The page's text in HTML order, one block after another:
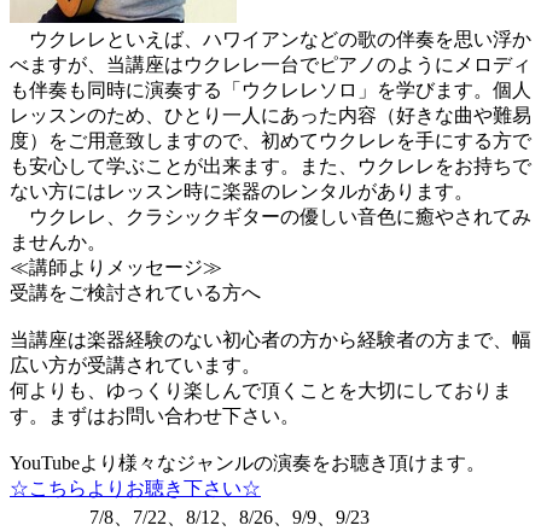
ウクレレといえば、ハワイアンなどの歌の伴奏を思い浮か
べますが、当講座はウクレレ一台でピアノのようにメロディ
も伴奏も同時に演奏する「ウクレレソロ」を学びます。個人
レッスンのため、ひとり一人にあった内容（好きな曲や難易
度）をご用意致しますので、初めてウクレレを手にする方で
も安心して学ぶことが出来ます。また、ウクレレをお持ちで
ない方にはレッスン時に楽器のレンタルがあります。
ウクレレ、クラシックギターの優しい音色に癒やされてみ
ませんか。
≪講師よりメッセージ≫
受講をご検討されている方へ
当講座は楽器経験のない初心者の方から経験者の方まで、幅
広い方が受講されています。
何よりも、ゆっくり楽しんで頂くことを大切にしておりま
す。まずはお問い合わせ下さい。
YouTubeより様々なジャンルの演奏をお聴き頂けます。
☆こちらよりお聴き下さい☆
7/8、7/22、8/12、8/26、9/9、9/23